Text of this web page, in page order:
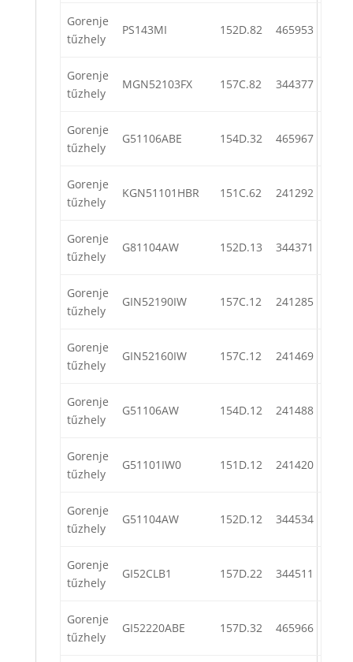
Gorenje
tűzhely
PS143MI 152D.82 465953
Gorenje
tűzhely
MGN52103FX 157C.82 344377
Gorenje
tűzhely
G51106ABE 154D.32 465967
Gorenje
tűzhely
KGN51101HBR 151C.62 241292
Gorenje
tűzhely
G81104AW 152D.13 344371
Gorenje
tűzhely
GIN52190IW 157C.12 241285
Gorenje
tűzhely
GIN52160IW 157C.12 241469
Gorenje
tűzhely
G51106AW 154D.12 241488
Gorenje
tűzhely
G51101IW0 151D.12 241420
Gorenje
tűzhely
G51104AW 152D.12 344534
Gorenje
tűzhely
GI52CLB1 157D.22 344511
Gorenje
tűzhely
GI52220ABE 157D.32 465966